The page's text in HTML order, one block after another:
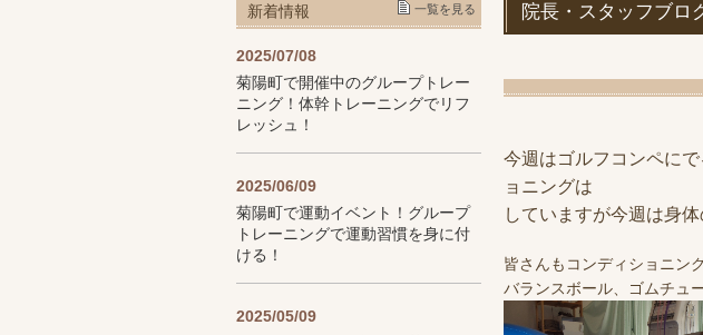
院長・スタッフブロ
今週はゴルフコンペに
ョニングは
していますが今週は身
皆さんもコンディショニン
バランスボール、ゴムチュ
新着情報 一覧を見る
2025/07/08
菊陽町で開催中のグループトレー
ニング！体幹トレーニングでリフ
レッシュ！
2025/06/09
菊陽町で運動イベント！グループ
トレーニングで運動習慣を身に付
ける！
2025/05/09